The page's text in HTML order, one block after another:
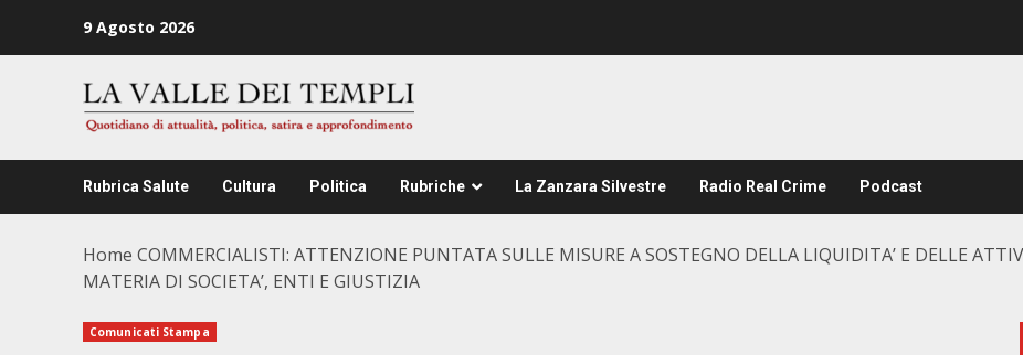
9 Agosto 2026
Rubrica Salute Cultura Politica Rubriche La Zanzara Silvestre Radio Real Crime Podcast
Home COMMERCIALISTI: ATTENZIONE PUNTATA SULLE MISURE A SOSTEGNO DELLA LIQUIDITA’ E DELLE
MATERIA DI SOCIETA’, ENTI E GIUSTIZIA
Comunicati Stampa